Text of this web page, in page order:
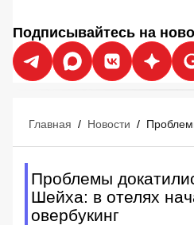
Подписывайтесь на
Главная / Новости /
Проблемы
Шейха: в отелях
овербукинг